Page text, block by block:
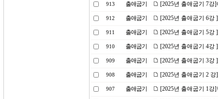
913 출애굽기 [2025년 출애굽기 7
912 출애굽기 [2025년 출애굽기 6강
911 출애굽기 [2025년 출애굽기 5
910 출애굽기 [2025년 출애굽기 4강
909 출애굽기 [2025년 출애굽기 3강
908 출애굽기 [2025년 출애굽기 2
907 출애굽기 [2025년 출애굽기 1